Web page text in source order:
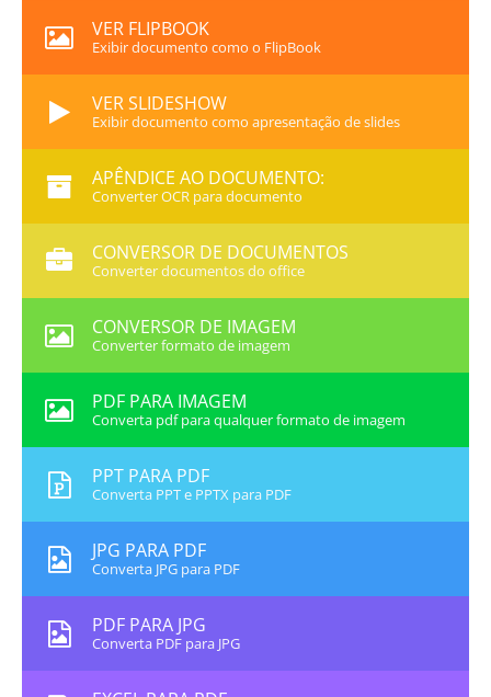
VER FLIPBOOK
Exibir documento como o FlipBook
VER SLIDESHOW
Exibir documento como apresentação de slides
APÊNDICE AO DOCUMENTO:
Converter OCR para documento
CONVERSOR DE DOCUMENTOS
Converter documentos do office
CONVERSOR DE IMAGEM
Converter formato de imagem
PDF PARA IMAGEM
Converta pdf para qualquer formato de imagem
PPT PARA PDF
Converta PPT e PPTX para PDF
JPG PARA PDF
Converta JPG para PDF
PDF PARA JPG
Converta PDF para JPG